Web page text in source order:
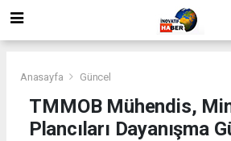
Anasayfa Güncel
TMMOB Mühendis,
Plancıları Dayanışma